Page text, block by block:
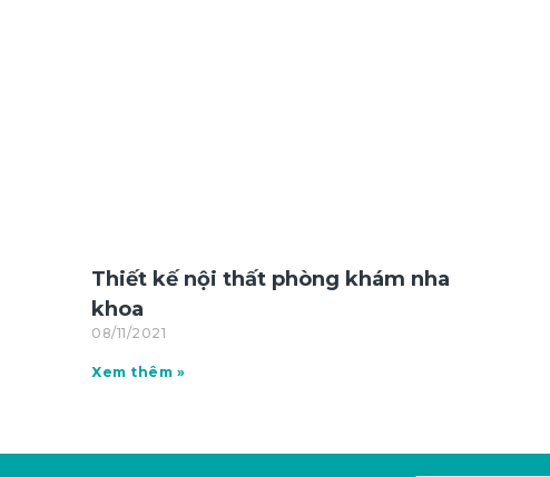
Thiết kế nội thất phòng khám nha
khoa
08/11/2021
Xem thêm »